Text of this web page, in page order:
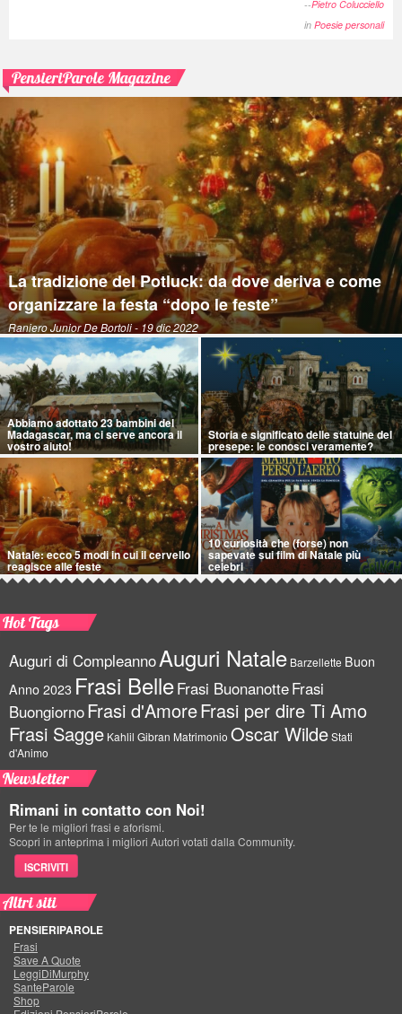
--Pietro Colucciello
in Poesie personali
PensieriParole Magazine
La tradizione del Potluck: da dove deriva e come
organizzare la festa “dopo le feste”
Raniero Junior De Bortoli- 19 dic 2022
Abbiamo adottato 23 bambini del
Madagascar, ma ci serve ancora il
vostro aiuto!
Storia e significato delle statuine del
presepe: le conosci veramente?
Natale: ecco 5 modi in cui il cervello
reagisce alle feste
10 curiosità che (forse) non
sapevate sui film di Natale più
celebri
Hot Tags
Auguri di CompleannoAuguri Natale Barzellette Buon
Anno 2023 Frasi BelleFrasi BuonanotteFrasi
BuongiornoFrasi d'AmoreFrasi per dire Ti Amo
Frasi Sagge Kahlil Gibran Matrimonio Oscar WildeStati
d'Animo
Newsletter
Rimani in contatto con Noi!
Per te le migliori frasi e aforismi.
Scopri in anteprima i migliori Autori votati dalla Community.
ISCRIVITI
Altri siti
PENSIERIPAROLE
Frasi
Save A Quote
LeggiDiMurphy
SanteParole
Shop